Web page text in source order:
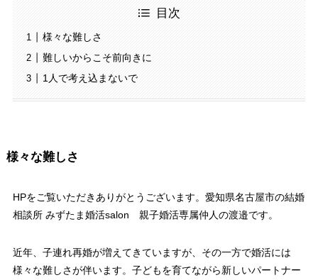
目次
様々な難しさ
難しいからこそ前向きに
1人で考え込まないで
様々な難しさ
HPをご覧いただきありがとうございます。愛知県名古屋市の結婚
相談所 みずたま婚活salon 親子婚活専属仲人の渡邉です。
近年、子連れ再婚が増えてきていますが、その一方で婚活には
様々な難しさが伴います。子どもを育てながら新しいパートナー